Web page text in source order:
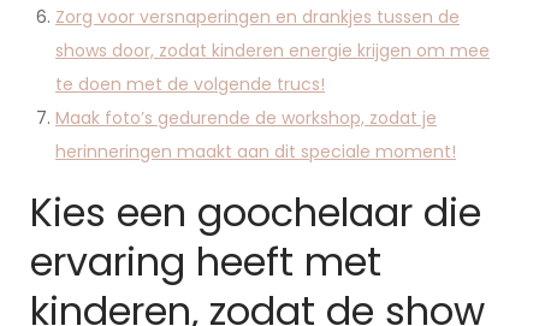
Zorg voor versnaperingen en drankjes tussen de
shows door, zodat kinderen energie krijgen om mee
te doen met de volgende trucs!
Maak foto’s gedurende de workshop, zodat je
herinneringen maakt aan dit speciale moment!
Kies een goochelaar die
ervaring heeft met
kinderen, zodat de show